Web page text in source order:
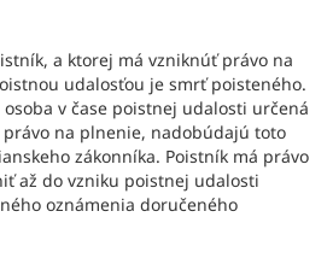
a ktorej má vzniknúť právo na
udalosťou je smrť poisteného.
v čase poistnej udalosti určená
na plnenie, nadobúdajú toto
zákonníka. Poistník má právo
až do vzniku poistnej udalosti
oznámenia doručeného